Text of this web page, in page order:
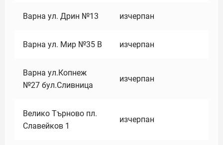
Варна ул. Дрин №13 изчерпан
Варна ул. Мир №35 В изчерпан
Варна ул.Копнеж
№27 бул.Сливница
изчерпан
Велико Търново пл.
Славейков 1
изчерпан